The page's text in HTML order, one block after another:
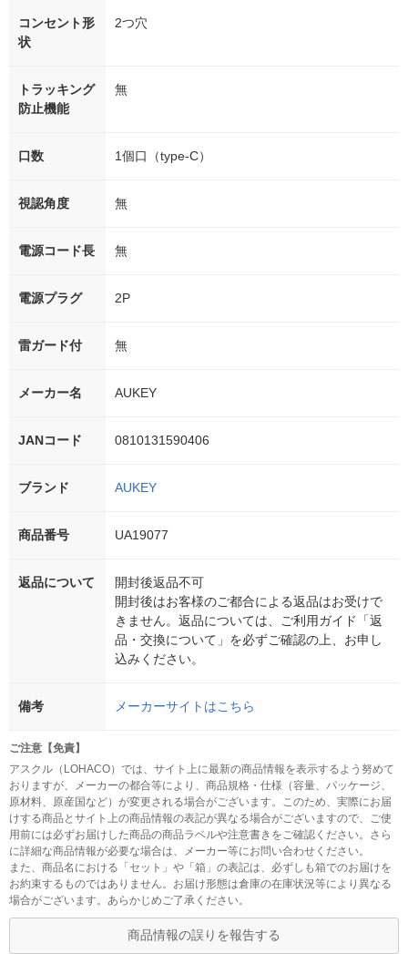
コンセント形
状
2つ穴
トラッキング
防止機能
無
口数 1個口（type-C）
視認角度 無
電源コード長 無
電源プラグ 2P
雷ガード付 無
メーカー名 AUKEY
JANコード 0810131590406
ブランド AUKEY
商品番号 UA19077
返品について
開封後返品不可
開封後はお客様のご都合による返品はお受けで
きません。返品については、ご利用ガイド「返
品・交換について」を必ずご確認の上、お申し
込みください。
備考 メーカーサイトはこちら
ご注意【免責】
アスクル（LOHACO）では、サイト上に最新の商品情報を表示するよう努めて
おりますが、メーカーの都合等により、商品規格・仕様（容量、パッケージ、
原材料、原産国など）が変更される場合がございます。このため、実際にお届
けする商品とサイト上の商品情報の表記が異なる場合がございますので、ご使
用前には必ずお届けした商品の商品ラベルや注意書きをご確認ください。さら
に詳細な商品情報が必要な場合は、メーカー等にお問い合わせください。
また、商品名における「セット」や「箱」の表記は、必ずしも箱でのお届けを
お約束するものではありません。お届け形態は倉庫の在庫状況等により異なる
場合がございます。あらかじめご了承ください。
商品情報の誤りを報告する